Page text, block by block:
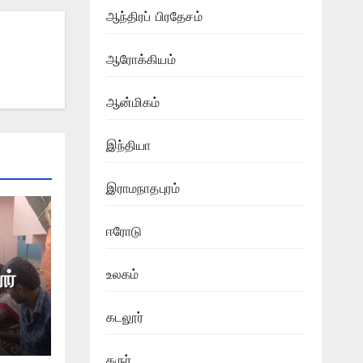
ஆந்திரப் பிரதேசம்
ஆரோக்கியம்
ஆன்மிகம்
இந்தியா
இராமநாதபுரம்
ஈரோடு
உலகம்
கடலூர்
கருர்